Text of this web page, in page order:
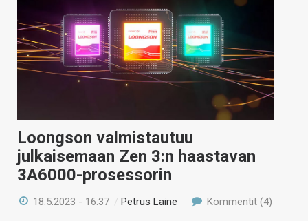
Loongson valmistautuu
julkaisemaan Zen 3:n haastavan
3A6000-prosessorin
18.5.2023 - 16:37 / Petrus Laine Kommentit (4)